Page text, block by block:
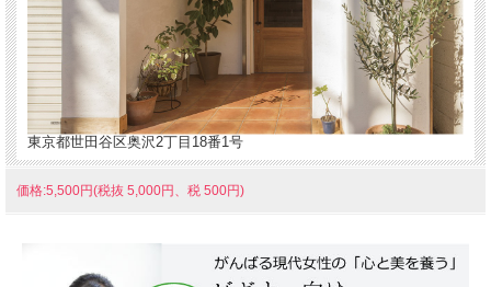
東京都世田谷区奥沢2丁目18番1号
価格:5,500円(税抜 5,000円、税 500円)